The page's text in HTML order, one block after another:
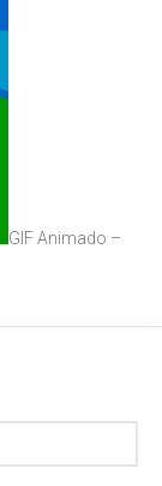
GIF Animado –